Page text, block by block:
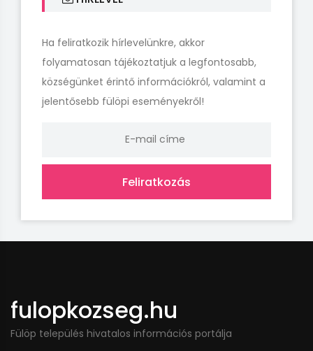
Ha feliratkozik hírlevelünkre, akkor
folyamatosan tájékoztatjuk a legfontosabb,
községünket érintő információkról, valamint a
jelentősebb fülöpi eseményekről!
Feliratkozás
fulopkozseg.hu
Fülöp település hivatalos információs portálja